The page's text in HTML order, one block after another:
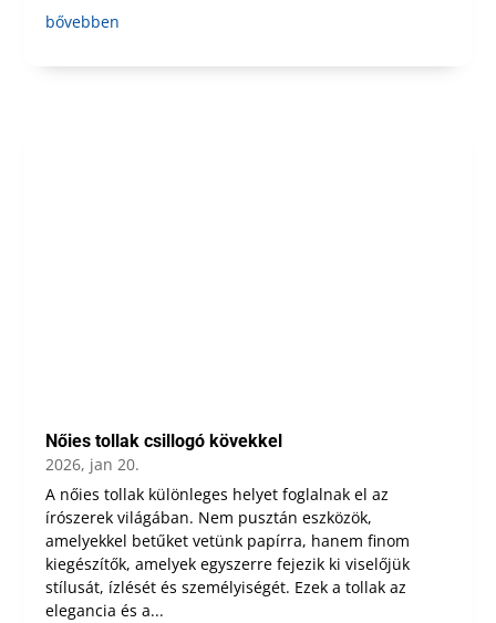
bővebben
Nőies tollak csillogó kövekkel
2026, jan 20.
A nőies tollak különleges helyet foglalnak el az
írószerek világában. Nem pusztán eszközök,
amelyekkel betűket vetünk papírra, hanem finom
kiegészítők, amelyek egyszerre fejezik ki viselőjük
stílusát, ízlését és személyiségét. Ezek a tollak az
elegancia és a...